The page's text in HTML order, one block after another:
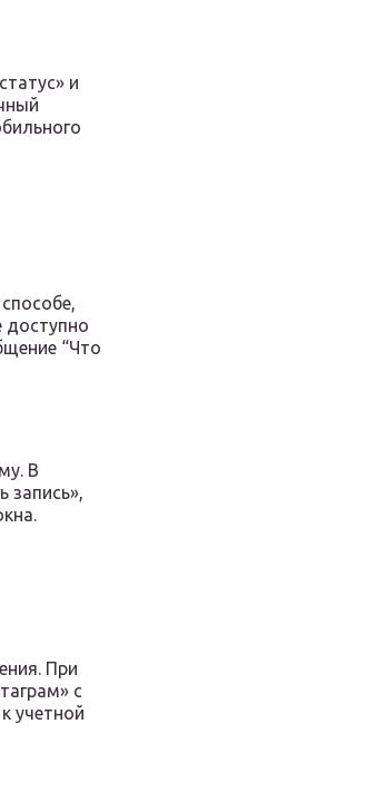
и
доступно
“Что
В
запись»,
При
с
учетной